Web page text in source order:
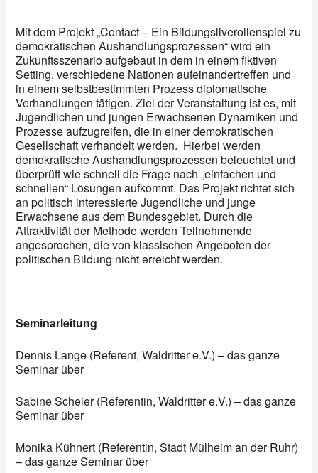
Mit dem Projekt „Contact – Ein Bildungsliverollenspiel zu
demokratischen Aushandlungsprozessen“ wird ein
Zukunftsszenario aufgebaut in dem in einem fiktiven
Setting, verschiedene Nationen aufeinandertreffen und
in einem selbstbestimmten Prozess diplomatische
Verhandlungen tätigen. Ziel der Veranstaltung ist es, mit
Jugendlichen und jungen Erwachsenen Dynamiken und
Prozesse aufzugreifen, die in einer demokratischen
Gesellschaft verhandelt werden. Hierbei werden
demokratische Aushandlungsprozessen beleuchtet und
überprüft wie schnell die Frage nach „einfachen und
schnellen“ Lösungen aufkommt. Das Projekt richtet sich
an politisch interessierte Jugendliche und junge
Erwachsene aus dem Bundesgebiet. Durch die
Attraktivität der Methode werden Teilnehmende
angesprochen, die von klassischen Angeboten der
politischen Bildung nicht erreicht werden.
Seminarleitung
Dennis Lange (Referent, Waldritter e.V.) – das ganze
Seminar über
Sabine Scheler (Referentin, Waldritter e.V.) – das ganze
Seminar über
Monika Kühnert (Referentin, Stadt Mülheim an der Ruhr)
– das ganze Seminar über